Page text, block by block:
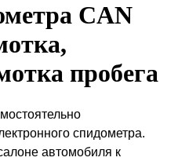
CAN
пробега
спидометра.
автомобиля к